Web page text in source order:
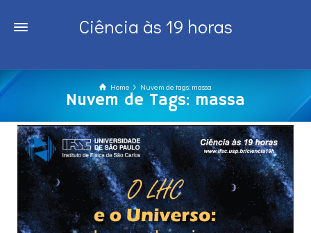
Ciência às 19 horas
Home Nuvem de tags: massa
Nuvem de Tags: massa